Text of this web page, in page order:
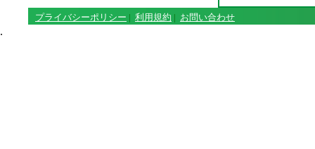
プライバシーポリシー | 利用規約 | お問い合わせ
.